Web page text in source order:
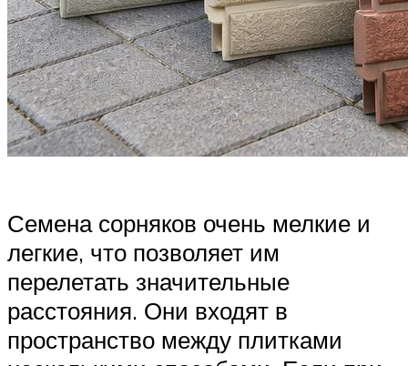
Семена сорняков очень мелкие и
легкие, что позволяет им
перелетать значительные
расстояния. Они входят в
пространство между плитками